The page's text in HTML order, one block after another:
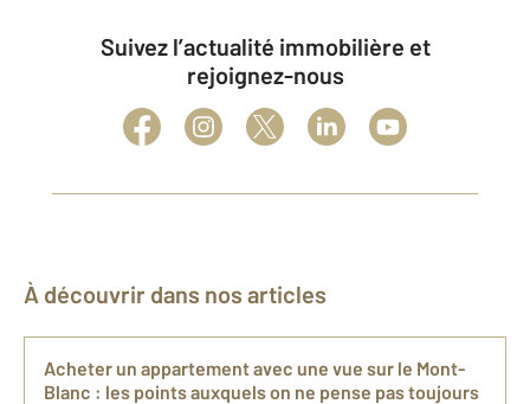
Suivez l’actualité immobilière et
rejoignez-nous
À découvrir dans nos articles
Acheter un appartement avec une vue sur le Mont-
Blanc : les points auxquels on ne pense pas toujours